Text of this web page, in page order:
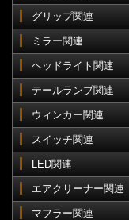
グリップ関連
ミラー関連
ヘッドライト関連
テールランプ関連
ウィンカー関連
スイッチ関連
LED関連
エアクリーナー関連
マフラー関連